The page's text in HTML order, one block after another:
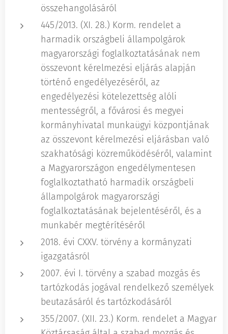
összehangolásáról
445/2013. (XI. 28.) Korm. rendelet a
harmadik országbeli állampolgárok
magyarországi foglalkoztatásának nem
összevont kérelmezési eljárás alapján
történő engedélyezéséről, az
engedélyezési kötelezettség alóli
mentességről, a fővárosi és megyei
kormányhivatal munkaügyi központjának
az összevont kérelmezési eljárásban való
szakhatósági közreműködéséről, valamint
a Magyarországon engedélymentesen
foglalkoztatható harmadik országbeli
állampolgárok magyarországi
foglalkoztatásának bejelentéséről, és a
munkabér megtérítéséről
2018. évi CXXV. törvény a kormányzati
igazgatásról
2007. évi I. törvény a szabad mozgás és
tartózkodás jogával rendelkező személyek
beutazásáról és tartózkodásáról
355/2007. (XII. 23.) Korm. rendelet a Magyar